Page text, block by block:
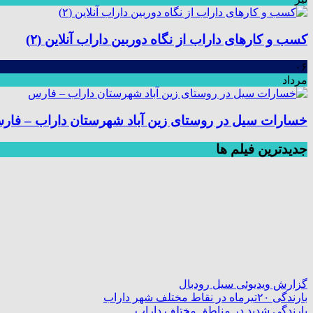
کسب و کارهای داراب از نگاه دوربین داراب آنلاین (۲)
۰۶
مرداد
خسارات سیل در روستای زین آباد شهرستان داراب –
جديدترين فیلم ها
گزارش ویدیوئی سیل رودبال
بارندگی ۲۰تیرماه در نقاط مختلف شهر داراب